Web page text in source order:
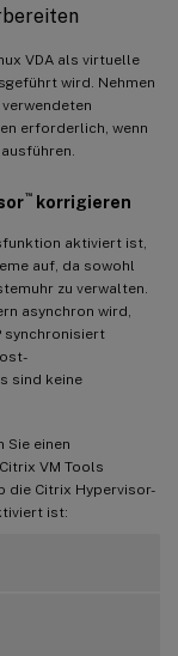
VDA als virtuelle
wird. Nehmen
erforderlich, wenn
™ korrigieren
aktiviert ist,
auf, da sowohl
zu verwalten.
asynchron wird,
synchronisiert
sind keine
Sie einen
VM Tools
die Citrix Hypervisor-
ist: